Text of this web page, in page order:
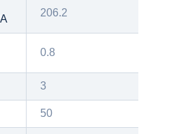
206.2
0.8
3
50